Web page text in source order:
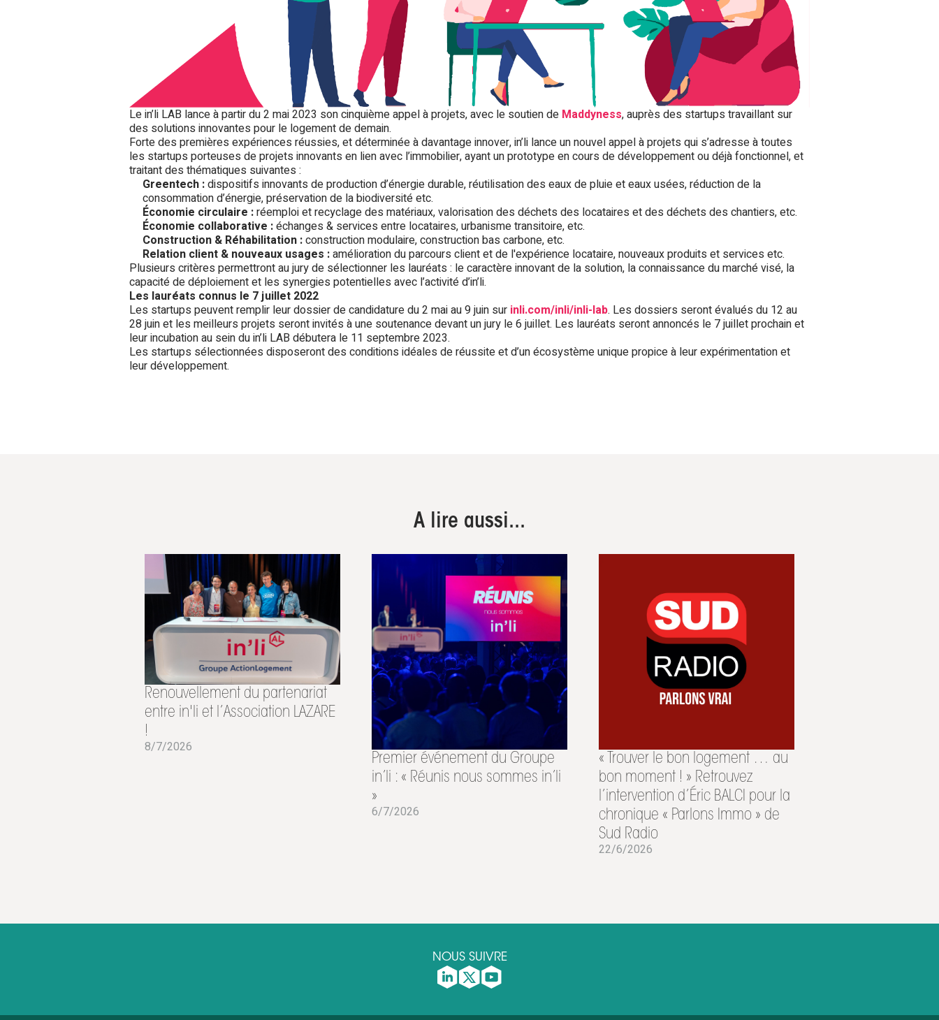
Le in’li LAB lance à partir du 2 mai 2023 son cinquième appel à projets, avec le soutien de Maddyness, auprès des startups travaillant sur
des solutions innovantes pour le logement de demain.
Forte des premières expériences réussies, et déterminée à davantage innover, in’li lance un nouvel appel à projets qui s’adresse à toutes
les startups porteuses de projets innovants en lien avec l’immobilier, ayant un prototype en cours de développement ou déjà fonctionnel, et
traitant des thématiques suivantes :
Greentech :dispositifs innovants de production d’énergie durable, réutilisation des eaux de pluie et eaux usées, réduction de la
consommation d’énergie, préservation de la biodiversité etc.
Économie circulaire :réemploi et recyclage des matériaux, valorisation des déchets des locataires et des déchets des chantiers, etc.
Économie collaborative :échanges & services entre locataires, urbanisme transitoire, etc.
Construction & Réhabilitation :construction modulaire, construction bas carbone, etc.
Relation client & nouveaux usages :amélioration du parcours client et de l'expérience locataire, nouveaux produits et services etc.
Plusieurs critères permettront au jury de sélectionner les lauréats : le caractère innovant de la solution, la connaissance du marché visé, la
capacité de déploiement et les synergies potentielles avec l’activité d’in’li.
Les lauréats connus le 7 juillet 2022
Les startups peuvent remplir leur dossier de candidature du 2 mai au 9 juin sur inli.com/inli/inli-lab. Les dossiers seront évalués du 12 au
28 juin et les meilleurs projets seront invités à une soutenance devant un jury le 6 juillet. Les lauréats seront annoncés le 7 juillet prochain et
leur incubation au sein du in’li LAB débutera le 11 septembre 2023.
Les startups sélectionnées disposeront des conditions idéales de réussite et d’un écosystème unique propice à leur expérimentation et
leur développement.
A lire aussi...
Renouvellement du partenariat
entre in'li et l’Association LAZARE
!
8/7/2026
Premier événement du Groupe
in’li : « Réunis nous sommes in’li
»
6/7/2026
« Trouver le bon logement … au
bon moment ! » Retrouvez
l’intervention d’Éric BALCI pour la
chronique « Parlons Immo » de
Sud Radio
22/6/2026
NOUS SUIVRE